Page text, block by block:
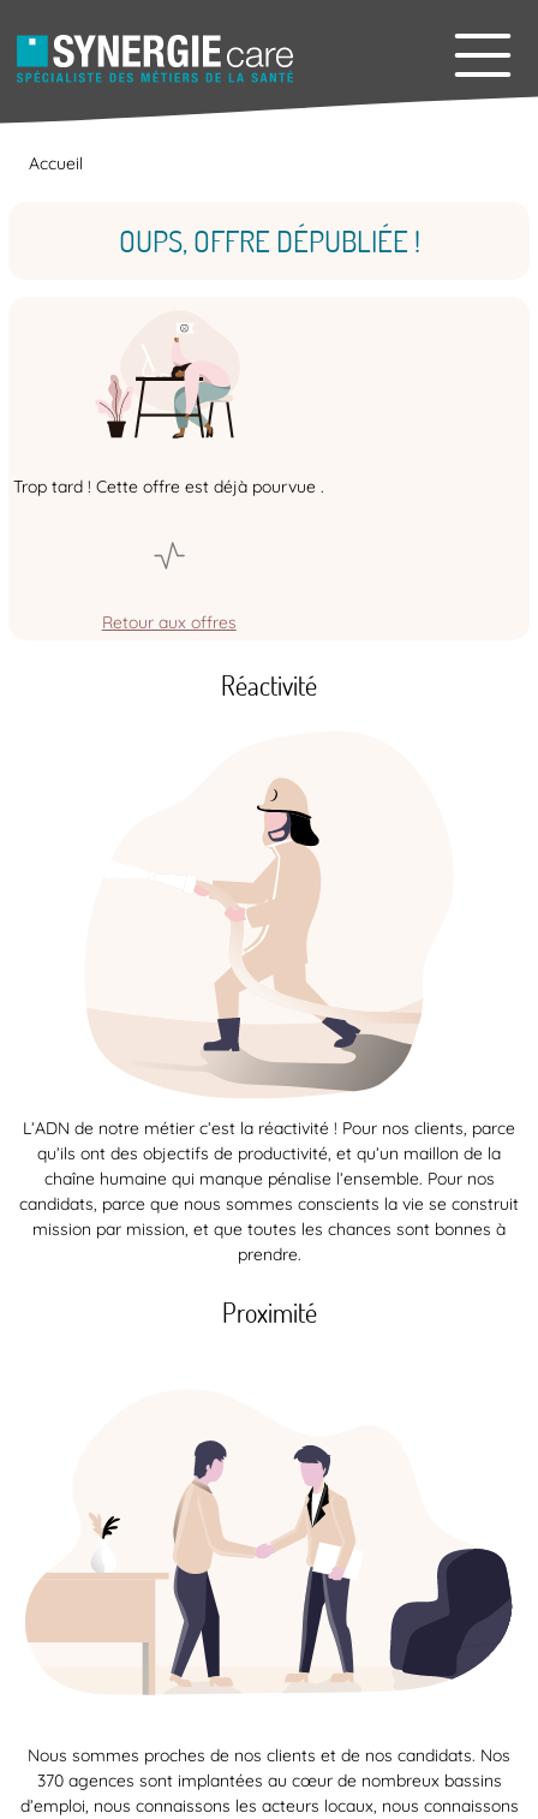
Accueil
OUPS, OFFRE DÉPUBLIÉE !
Trop tard ! Cette offre est déjà pourvue .
Retour aux offres
Réactivité
L’ADN de notre métier c’est la réactivité ! Pour nos clients, parce
qu’ils ont des objectifs de productivité, et qu’un maillon de la
chaîne humaine qui manque pénalise l’ensemble. Pour nos
candidats, parce que nous sommes conscients la vie se construit
mission par mission, et que toutes les chances sont bonnes à
prendre.
Proximité
Nous sommes proches de nos clients et de nos candidats. Nos
370 agences sont implantées au cœur de nombreux bassins
d’emploi, nous connaissons les acteurs locaux, nous connaissons